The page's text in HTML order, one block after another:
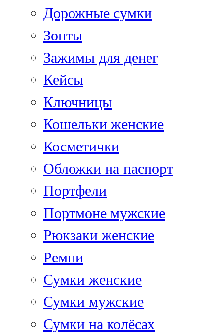
Дорожные сумки
Зонты
Зажимы для денег
Кейсы
Ключницы
Кошельки женские
Косметички
Обложки на паспорт
Портфели
Портмоне мужские
Рюкзаки женские
Ремни
Сумки женские
Сумки мужские
Сумки на колёсах